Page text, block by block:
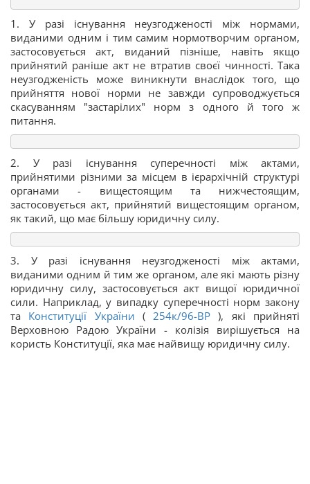
1. У разі існування неузгодженості між нормами,
виданими одним і тим самим нормотворчим органом,
застосовується акт, виданий пізніше, навіть якщо
прийнятий раніше акт не втратив своєї чинності. Така
неузгодженість може виникнути внаслідок того, що
прийняття нової норми не завжди супроводжується
скасуванням "застарілих" норм з одного й того ж
питання.
2. У разі існування суперечності між актами,
прийнятими різними за місцем в ієрархічній структурі
органами - вищестоящим та нижчестоящим,
застосовується акт, прийнятий вищестоящим органом,
як такий, що має більшу юридичну силу.
3. У разі існування неузгодженості між актами,
виданими одним й тим же органом, але які мають різну
юридичну силу, застосовується акт вищої юридичної
сили. Наприклад, у випадку суперечності норм закону
та Конституції України (254к/96-ВР ), які прийняті
Верховною Радою України - колізія вирішується на
користь Конституції, яка має найвищу юридичну силу.